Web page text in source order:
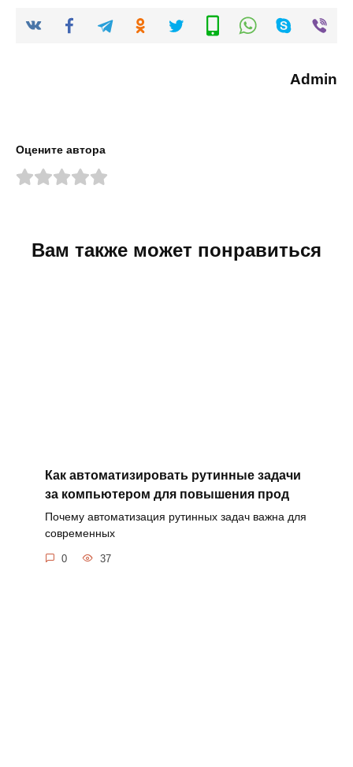
Admin
Оцените автора
Вам также может понравиться
Как автоматизировать рутинные задачи
за компьютером для повышения прод
Почему автоматизация рутинных задач важна для
современных
0 37